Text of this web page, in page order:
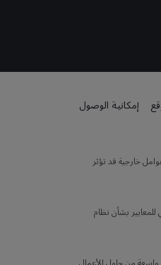
إمكانية الوصول
خارجية قد تؤثر
بشأن نظام